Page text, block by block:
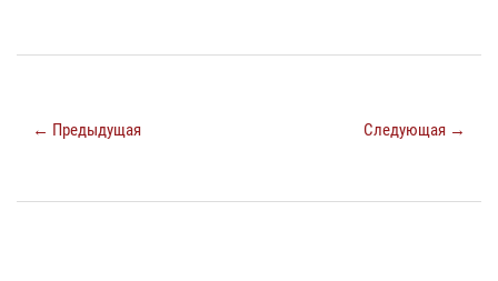
← Предыдущая Следующая →